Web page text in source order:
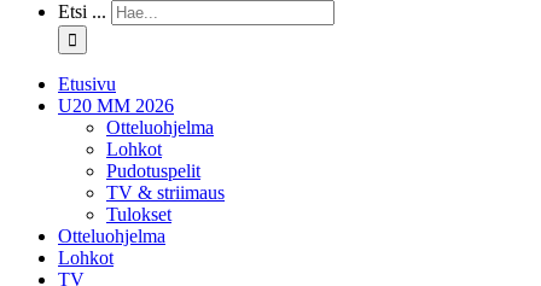
Etsi ...
Etusivu
U20 MM 2026
Otteluohjelma
Lohkot
Pudotuspelit
TV & striimaus
Tulokset
Otteluohjelma
Lohkot
TV